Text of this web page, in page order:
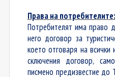
Права на потребителите:
Потребителят има право
него договор за
което отговаря на всички
сключения договор,
писмено предизвестие до